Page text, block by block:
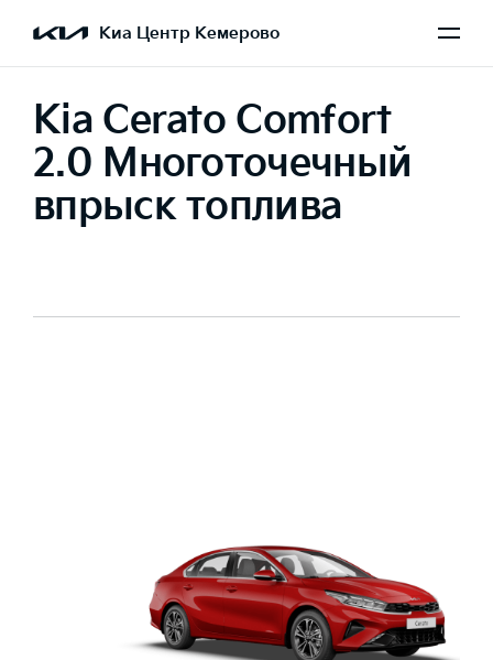
Киа Центр Кемерово
Kia Cerato Comfort
2.0 Многоточечный
впрыск топлива